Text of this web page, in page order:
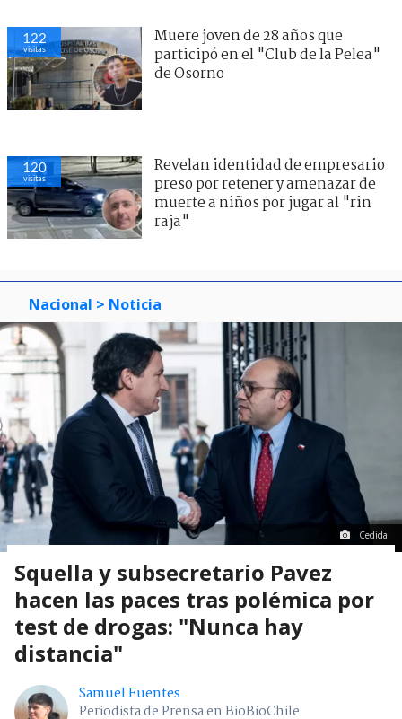
122
visitas
Muere joven de 28 años que
participó en el "Club de la Pelea"
de Osorno
120
visitas
Revelan identidad de empresario
preso por retener y amenazar de
muerte a niños por jugar al "rin
raja"
Nacional > Noticia
Cedida
Squella y subsecretario Pavez
hacen las paces tras polémica por
test de drogas: "Nunca hay
distancia"
Samuel Fuentes
Periodista de Prensa en BioBioChile